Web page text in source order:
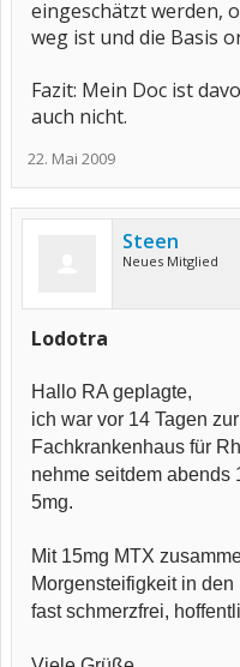
eingeschätzt werden,
weg ist und die Basis
Fazit: Mein Doc ist
auch nicht.
22. Mai 2009
Steen
Neues Mitglied
Lodotra
Hallo RA geplagte,
ich war vor 14 Tagen
Fachkrankenhaus für
nehme seitdem abends
5mg.
Mit 15mg MTX
Morgensteifigkeit in
fast schmerzfrei,